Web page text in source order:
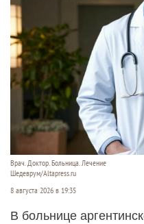
Врач. Доктор. Больница. Лечение
Шедеврум/Altapress.ru
8 августа 2026 в 19:35
В больнице